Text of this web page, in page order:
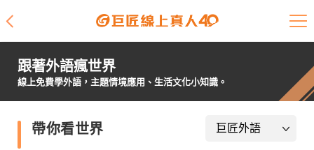
課程介紹
開課查詢
師資陣容
跟著外語瘋世界
線上免費學外語，主題情境應用、生活文化小知識。
帶你看世界